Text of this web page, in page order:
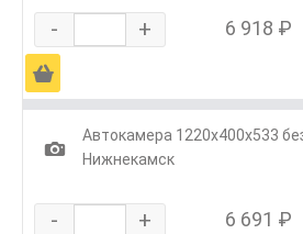
- + 6 918 ₽
Ä
1
Автокамера 1220х400х533
Нижнекамск
- + 6 691 ₽